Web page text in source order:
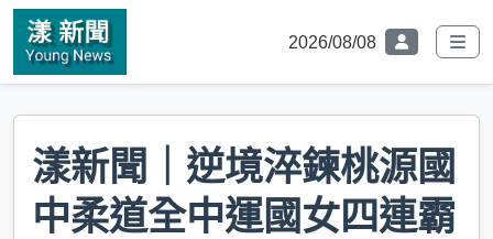
2026/08/08
漾新聞｜逆境淬鍊桃源國
中柔道全中運國女四連霸